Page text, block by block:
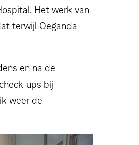
Het werk van
terwijl Oeganda
en na de
ups bij
weer de